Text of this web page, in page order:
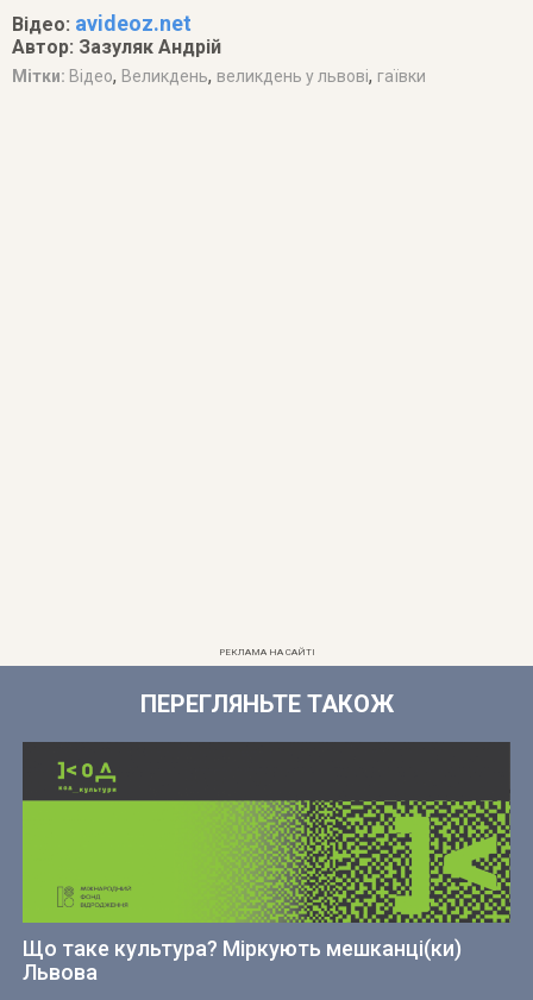
Відео: avideoz.net
Автор: Зазуляк Андрій
Мітки: Відео, Великдень, великдень у львові, гаївки
РЕКЛАМА НА САЙТІ
ПЕРЕГЛЯНЬТЕ ТАКОЖ
Що таке культура? Міркують мешканці(ки)
Львова